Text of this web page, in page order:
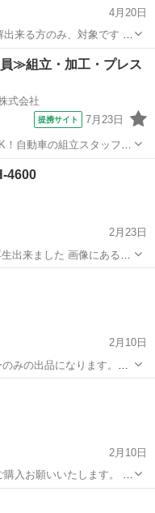
4月20日
来る方のみ、対象です 引
オ 廃車
≫組立・加工・プレス
式会社
提携サイト 7月23日
！自動車の組立スタッフ
各部品・ハンドル・足回
4600
2月23日
出来ました 画像にある本
ネジがお渡しするもので
オ
2月10日
みの出品になります。
入お願いいたします。 短
2月10日